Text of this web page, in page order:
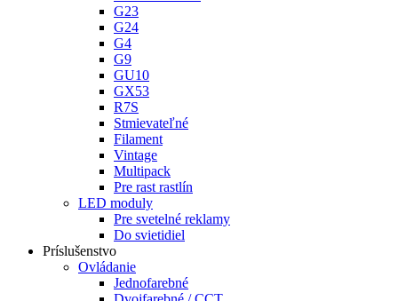
G23
G24
G4
G9
GU10
GX53
R7S
Stmievateľné
Filament
Vintage
Multipack
Pre rast rastlín
LED moduly
Pre svetelné reklamy
Do svietidiel
Príslušenstvo
Ovládanie
Jednofarebné